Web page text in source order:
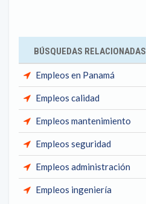
BÚSQUEDAS RELACIONADAS
Empleos en Panamá
Empleos calidad
Empleos mantenimiento
Empleos seguridad
Empleos administración
Empleos ingeniería